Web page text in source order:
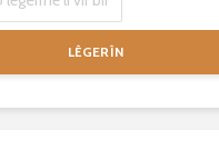
LÊGERÎN